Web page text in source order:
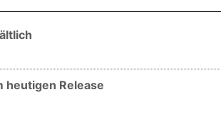
heutigen Release